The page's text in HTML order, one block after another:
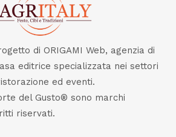
di ORIGAMI Web, agenzia di
editrice specializzata nei settori
ed eventi.
del Gusto® sono marchi
riservati.